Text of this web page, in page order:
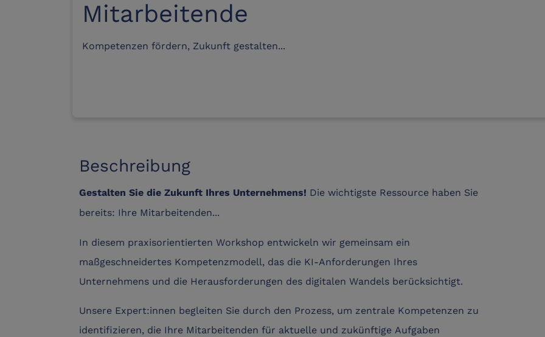
Mitarbeitende
Kompetenzen fördern, Zukunft gestalten...
Beschreibung
Gestalten Sie die Zukunft Ihres Unternehmens! Die wichtigste Ressource haben Sie
bereits: Ihre Mitarbeitenden...
In diesem praxisorientierten Workshop entwickeln wir gemeinsam ein
maßgeschneidertes Kompetenzmodell, das die KI-Anforderungen Ihres
Unternehmens und die Herausforderungen des digitalen Wandels berücksichtigt.
Unsere Expert:innen begleiten Sie durch den Prozess, um zentrale Kompetenzen zu
identifizieren, die Ihre Mitarbeitenden für aktuelle und zukünftige Aufgaben